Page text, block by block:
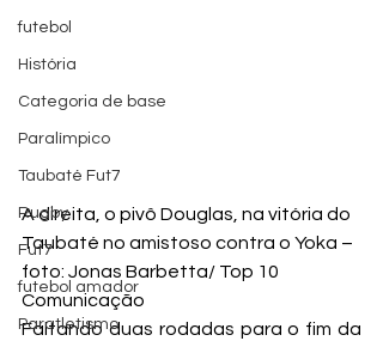
futebol
História
Categoria de base
Paralímpico
Taubaté Fut7
Rugby
Fut7
futebol amador
Paratletismo
A direita, o pivô Douglas, na vitória do
Taubaté no amistoso contra o Yoka –
foto: Jonas Barbetta/ Top 10
Comunicação
Faltando duas rodadas para o fim da